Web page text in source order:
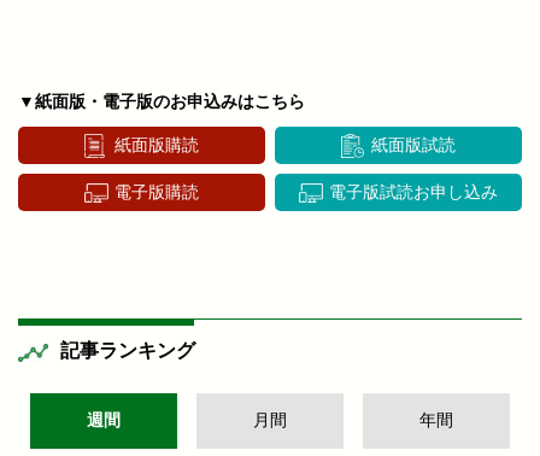
▼紙面版・電子版のお申込みはこちら
紙面版購読 紙面版試読
電子版購読 電子版試読お申し込み
記事ランキング
週間 月間 年間